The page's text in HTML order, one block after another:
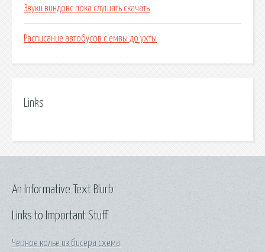
Звуки виндовс пока слушать скачать
Расписание автобусов с емвы до ухты
Links
Links to Important Stuff
Черное колье из бисера схема
An Informative Text Blurb